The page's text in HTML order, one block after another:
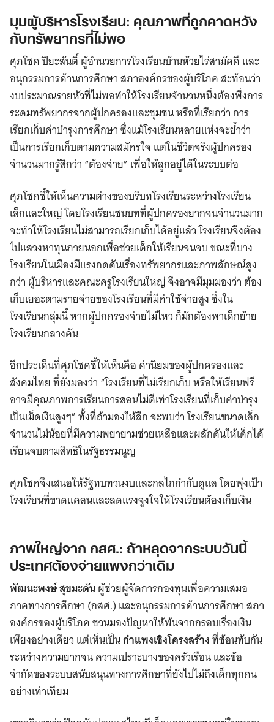
มุมผู้บริหารโรงเรียน: คุณภาพที่ถูกคาดหวัง
กับทรัพยากรที่ไม่พอ
ศุภโชค ปิยะสันติ์ ผู้อำนวยการโรงเรียนบ้านห้วยไร่สามัคคี และ
อนุกรรมการด้านการศึกษา สภาองค์กรของผู้บริโภค สะท้อนว่า
งบประมาณรายหัวที่ไม่พอทำให้โรงเรียนจำนวนหนึ่งต้องพึ่งการ
ระดมทรัพยากรจากผู้ปกครองและชุมชน หรือที่เรียกว่า การ
เรียกเก็บค่าบำรุงการศึกษา ซึ่งแม้โรงเรียนหลายแห่งจะย้ำว่า
เป็นการเรียกเก็บตามความสมัครใจ แต่ในชีวิตจริงผู้ปกครอง
จำนวนมากรู้สึกว่า “ต้องจ่าย” เพื่อให้ลูกอยู่ได้ในระบบต่อ
ศุภโชคชี้ให้เห็นความต่างของบริบทโรงเรียนระหว่างโรงเรียน
เล็กและใหญ่ โดยโรงเรียนชนบทที่ผู้ปกครองยากจนจำนวนมาก
จะทำให้โรงเรียนไม่สามารถเรียกเก็บได้อยู่แล้ว โรงเรียนจึงต้อง
ไปแสวงหาทุนภายนอกเพื่อช่วยเด็กให้เรียนจนจบ ขณะที่บาง
โรงเรียนในเมืองมีแรงกดดันเรื่องทรัพยากรและภาพลักษณ์สูง
กว่า ผู้บริหารและคณะครูโรงเรียนใหญ่ จึงอาจมีมุมมองว่า ต้อง
เก็บเยอะตามรายจ่ายของโรงเรียนที่มีค่าใช้จ่ายสูง ซึ่งใน
โรงเรียนกลุ่มนี้ หากผู้ปกครองจ่ายไม่ไหว ก็มักต้องพาเด็กย้าย
โรงเรียนกลางคัน
อีกประเด็นที่ศุภโชคชี้ให้เห็นคือ ค่านิยมของผู้ปกครองและ
สังคมไทย ที่ยังมองว่า “โรงเรียนที่ไม่เรียกเก็บ หรือให้เรียนฟรี
อาจมีคุณภาพการเรียนการสอนไม่ดีเท่าโรงเรียนที่เก็บค่าบำรุง
เป็นเม็ดเงินสูงๆ” ทั้งที่ถ้ามองให้ลึก จะพบว่า โรงเรียนขนาดเล็ก
จำนวนไม่น้อยที่มีความพยายามช่วยเหลือและผลักดันให้เด็กได้
เรียนจบตามสิทธิในรัฐธรรมนูญ
ศุภโชคจึงเสนอให้รัฐทบทวนงบและกลไกกำกับดูแล โดยพุ่งเป้า
โรงเรียนที่ขาดแคลนและลดแรงจูงใจให้โรงเรียนต้องเก็บเงิน
ภาพใหญ่จาก กสศ.: ถ้าหลุดจากระบบวันนี้
ประเทศต้องจ่ายแพงกว่าเดิม
พัฒนะพงษ์สุขมะดันผู้ช่วยผู้จัดการกองทุนเพื่อความเสมอ
ภาคทางการศึกษา (กสศ.) และอนุกรรมการด้านการศึกษา สภา
องค์กรของผู้บริโภค ชวนมองปัญหาให้พ้นจากกรอบเรื่องเงิน
เพียงอย่างเดียว แต่เห็นเป็นกำแพงเชิงโครงสร้างที่ซ้อนทับกัน
ระหว่างความยากจน ความเปราะบางของครัวเรือน และข้อ
จำกัดของระบบสนับสนุนทางการศึกษาที่ยังไปไม่ถึงเด็กทุกคน
อย่างเท่าเทียม